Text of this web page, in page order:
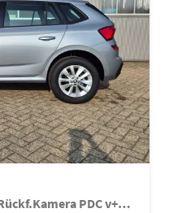
1.0 TSI 115PS DSG Selection Rückf.Kamera PDC v+h Sitzheizung Klimaautomatik Skoda-Radio Apple CarPlay + Android Auto Tempomat Garantieverlängerung 16"LM